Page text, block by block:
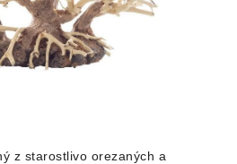
z starostlivo orezaných a